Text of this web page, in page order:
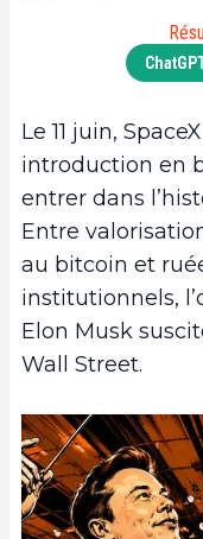
Le 11 juin,
introduction en
entrer dans
Entre
au bitcoin et
institutionnels,
Elon Musk
Wall Street.